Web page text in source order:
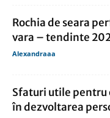
Rochia de seara
vara – tendinte
Alexandraaa
Sfaturi utile pentru
în dezvoltarea